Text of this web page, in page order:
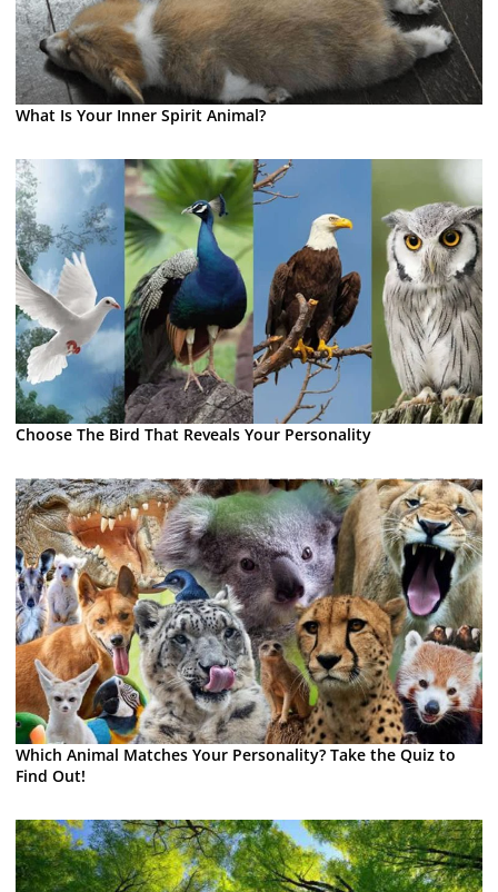
What Is Your Inner Spirit Animal?
Choose The Bird That Reveals Your Personality
Which Animal Matches Your Personality? Take the Quiz to
Find Out!